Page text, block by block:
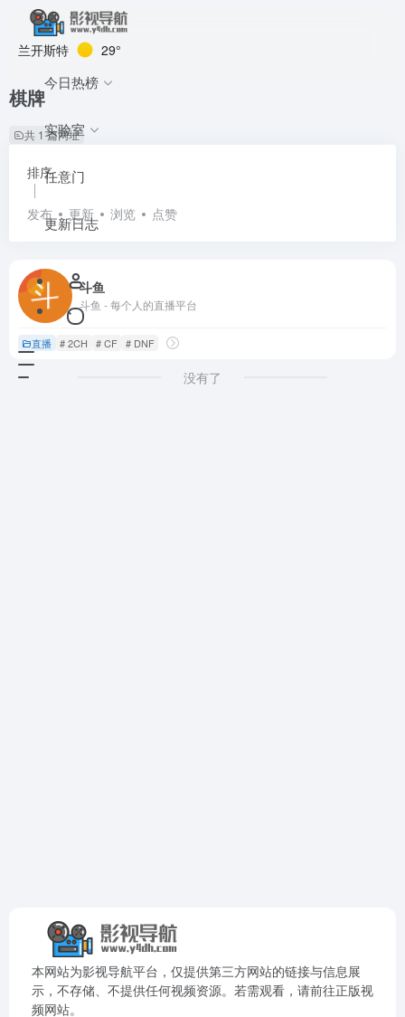
兰开斯特 29°
今日热榜
实验室
任意门
更新日志
棋牌
共 1 篇网址
排序
发布 更新 浏览 点赞
斗鱼
斗鱼 - 每个人的直播平台
直播 # 2CH # CF # DNF
没有了
本网站为影视导航平台，仅提供第三方网站的链接与信息展
示，不存储、不提供任何视频资源。若需观看，请前往正版视
频网站。